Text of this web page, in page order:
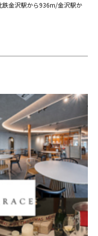
金沢駅から936m/金沢駅か